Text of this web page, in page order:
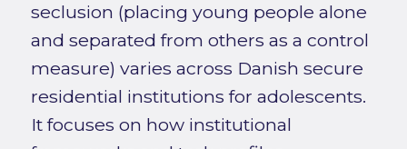
seclusion (placing young people alone
and separated from others as a control
measure) varies across Danish secure
residential institutions for adolescents.
It focuses on how institutional